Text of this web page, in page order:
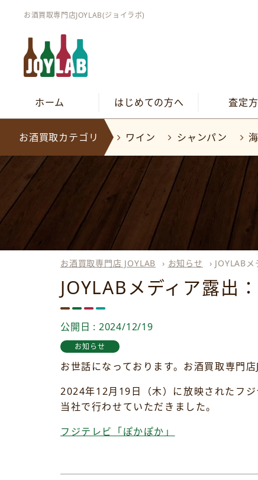
お酒買取専門店JOYLAB(ジョイラボ)
ホーム はじめての方へ 査定
お酒買取カテゴリ ワイン シャンパン
お酒買取専門店 JOYLAB › お知らせ › JOYLAB
JOYLABメディア露出
公開日 : 2024/12/19
お知らせ
お世話になっております。お酒買取専門店
2024年12月19日（木）に放映されたフ
当社で行わせていただきました。
フジテレビ「ぽかぽか」